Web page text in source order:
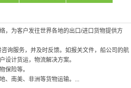
，为客户发往世界各地的出口/进口货物提供方
询服务，并及时反馈。如报关文件，船公司的航
设计货运，物流解决方案。
保险等。
、南美、非洲等货物运输。...